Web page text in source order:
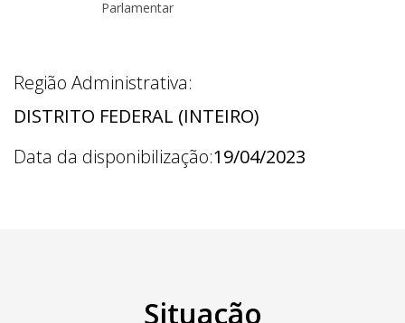
Parlamentar
Região Administrativa:
DISTRITO FEDERAL (INTEIRO)
Data da disponibilização:19/04/2023
Situação